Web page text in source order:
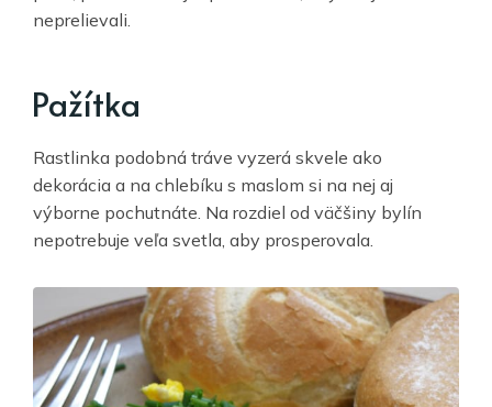
neprelievali.
Pažítka
Rastlinka podobná tráve vyzerá skvele ako
dekorácia a na chlebíku s maslom si na nej aj
výborne pochutnáte. Na rozdiel od väčšiny bylín
nepotrebuje veľa svetla, aby prosperovala.